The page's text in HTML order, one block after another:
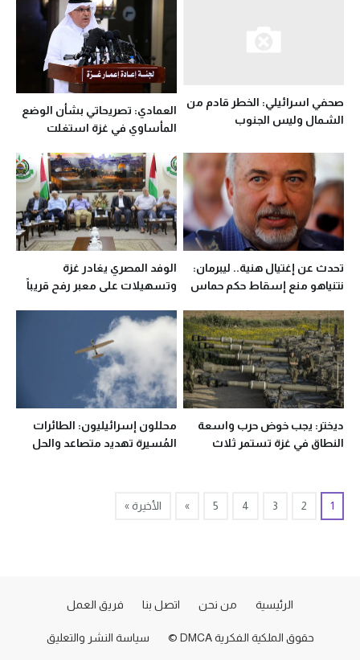
صحفي اسرائيلي: الخطر قادم من
الشمال وليس الجنوب
العمادي: تصريحاتي بشأن الوضع
المأساوي في غزة استغلت
تحدث عن إغتيال هنية.. ليبرمان:
نتنياهو منع إسقاط حكم حماس
الوفد المصري يغادر غزة
وتسهيلات على معبر رفح قريباً
ديختر: يجب خوض حرب واسعة
النطاق في غزة تستمر ثلاث
محللون إسرائيليون: الطائرات
المُسيرة تهديد متصاعد والحل
1
2
3
4
5
» الأخيرة »
الرئيسية من نحن اتصل بنا فريق العمل
حقوق الملكية الفكرية DMCA © سياسة النشر والتعليق